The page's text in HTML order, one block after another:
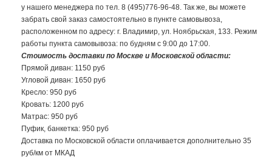
у нашего менеджера по тел. 8 (495)776-96-48. Так же, вы можете
забрать свой заказ самостоятельно в пункте самовывоза,
расположенном по адресу: г. Владимир, ул. Ноябрьская, 133. Режим
работы пункта самовывоза: по будням с 9:00 до 17:00.
Стоимость доставки по Москве и Московской области:
Прямой диван: 1150 руб
Угловой диван: 1650 руб
Кресло: 950 руб
Кровать: 1200 руб
Матрас: 950 руб
Пуфик, банкетка: 950 руб
Доставка по Московской области оплачивается дополнительно 35
руб/км от МКАД